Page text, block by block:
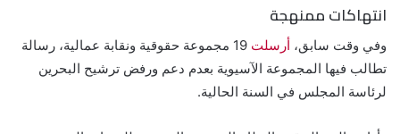
انتهاكات ممنهجة
وفي وقت سابق، أرسلت
19 مجموعة حقوقية ونقابة عمالية، رسالة
تطالب فيها المجموعة الآسيوية بعدم دعم ورفض ترشيح البحرين
لرئاسة المجلس في السنة الحالية.